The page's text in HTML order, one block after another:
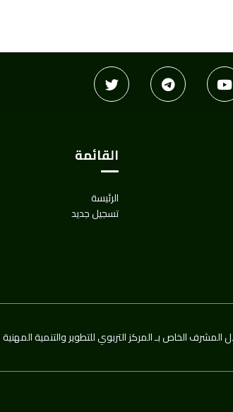
القائمة
الرئيسة
تسجيل جديد
الخاص بـ المركز التربوي للتطوير والتنمية المهنية